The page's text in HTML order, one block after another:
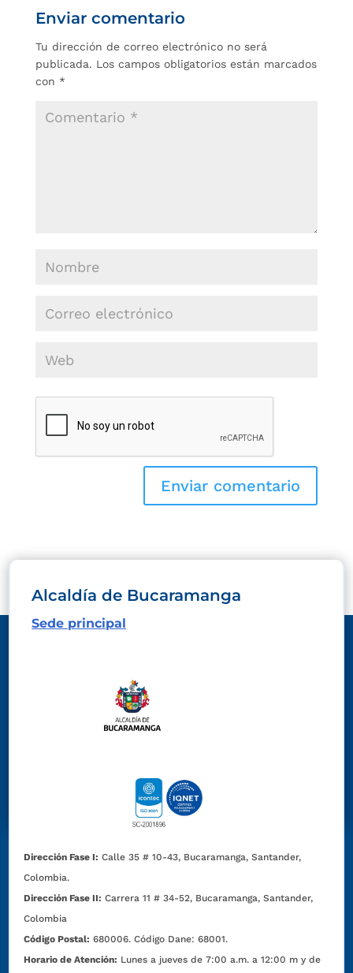
Enviar comentario
Tu dirección de correo electrónico no será
publicada. Los campos obligatorios están marcados
con *
Alcaldía de Bucaramanga
Sede principal
Dirección Fase I: Calle 35 # 10-43, Bucaramanga, Santander,
Colombia.
Dirección Fase II: Carrera 11 # 34-52, Bucaramanga, Santander,
Colombia
Código Postal: 680006. Código Dane: 68001.
Horario de Atención: Lunes a jueves de 7:00 a.m. a 12:00 m y de